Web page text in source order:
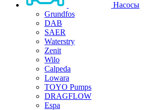
Насосы
Grundfos
DAB
SAER
Waterstry
Zenit
Wilo
Calpeda
Lowara
TOYO Pumps
DRAGFLOW
Espa